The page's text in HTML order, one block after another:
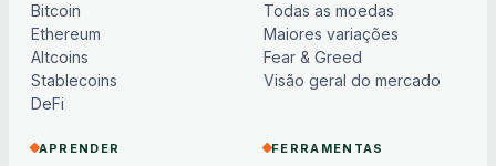
Bitcoin
Ethereum
Altcoins
Stablecoins
DeFi
Todas as moedas
Maiores variações
Fear & Greed
Visão geral do mercado
APRENDER FERRAMENTAS